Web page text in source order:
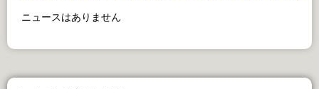
ニュースはありません